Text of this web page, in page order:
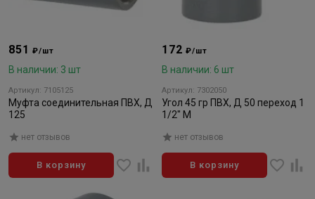
851₽/шт
В наличии: 3 шт
Артикул: 7105125
Муфта соединительная ПВХ, Д
125
нет отзывов
В корзину
172₽/шт
В наличии: 6 шт
Артикул: 7302050
Угол 45 гр ПВХ, Д 50 переход 1
1/2" М
нет отзывов
В корзину